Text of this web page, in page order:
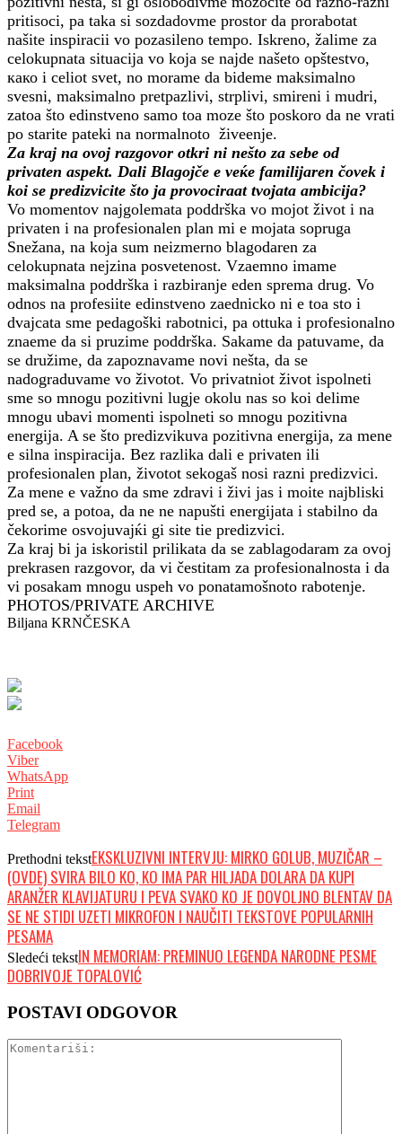
pritisoci, pa taka si sozdadovme prostor da prorabotat
našite inspiracii vo pozasileno tempo. Iskreno, žalime za
celokupnata situacija vo koja se najde našeto opštestvo,
како i celiot svet, no morame da bideme maksimalno
svesni, maksimalno pretpazlivi, strplivi, smireni i mudri,
zatoa što edinstveno samo toa moze što poskoro da ne vrati
po starite pateki na normalnoto živeenje.
Za kraj na ovoj razgovor otkri ni nešto za sebe od
privaten aspekt. Dali Blagojče e veќe familijaren čovek i
koi se predizvicite što ja provociraat tvojata ambicija?
Vo momentov najgolemata poddrška vo mojot život i na
privaten i na profesionalen plan mi e mojata sopruga
Snežana, na koja sum neizmerno blagodaren za
celokupnata nejzina posvetenost. Vzaemno imame
maksimalna poddrška i razbiranje eden sprema drug. Vo
odnos na profesiite edinstveno zaednicko ni e toa sto i
dvajcata sme pedagoški rabotnici, pa ottuka i profesionalno
znaeme da si pruzime poddrška. Sakame da patuvame, da
se družime, da zapoznavame novi nešta, da se
nadograduvame vo životot. Vo privatniot život ispolneti
sme so mnogu pozitivni lugje okolu nas so koi delime
mnogu ubavi momenti ispolneti so mnogu pozitivna
energija. A se što predizvikuva pozitivna energija, za mene
e silna inspiracija. Bez razlika dali e privaten ili
profesionalen plan, životot sekogaš nosi razni predizvici.
Za mene e važno da sme zdravi i živi jas i moite najbliski
pred se, a potoa, da ne ne napušti energijata i stabilno da
čekorime osvojuvajќi gi site tie predizvici.
Za kraj bi ja iskoristil prilikata da se zablagodaram za ovoj
prekrasen razgovor, da vi čestitam za profesionalnosta i da
vi posakam mnogu uspeh vo ponatamošnoto rabotenje.
PHOTOS/PRIVATE ARCHIVE
Biljana KRNČESKA
Facebook
Viber
WhatsApp
Print
Email
Telegram
Prethodni tekstEKSKLUZIVNI INTERVJU: MIRKO GOLUB, MUZIČAR –
(OVDE) SVIRA BILO KO, KO IMA PAR HILJADA DOLARA DA KUPI
ARANŽER KLAVIJATURU I PEVA SVAKO KO JE DOVOLJNO BLENTAV DA
SE NE STIDI UZETI MIKROFON I NAUČITI TEKSTOVE POPULARNIH
PESAMA
Sledeći tekstIN MEMORIAM: PREMINUO LEGENDA NARODNE PESME
DOBRIVOJE TOPALOVIĆ
POSTAVI ODGOVOR